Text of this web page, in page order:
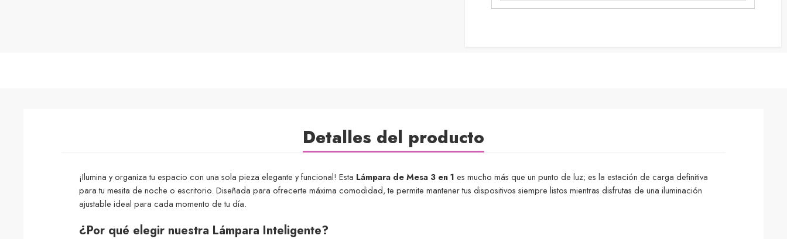
Detalles del producto
¡Ilumina y organiza tu espacio con una sola pieza elegante y funcional! Esta Lámpara de Mesa 3 en 1 es mucho más que un punto de luz; es la estación de carga definitiva
para tu mesita de noche o escritorio. Diseñada para ofrecerte máxima comodidad, te permite mantener tus dispositivos siempre listos mientras disfrutas de una iluminación
ajustable ideal para cada momento de tu día.
¿Por qué elegir nuestra Lámpara Inteligente?